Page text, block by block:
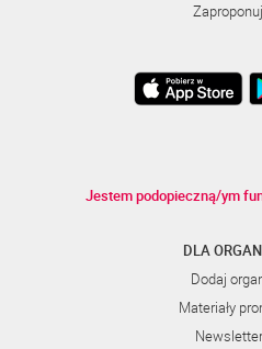
Jestem podopieczną/ym
DLA
Dodaj
Materiały